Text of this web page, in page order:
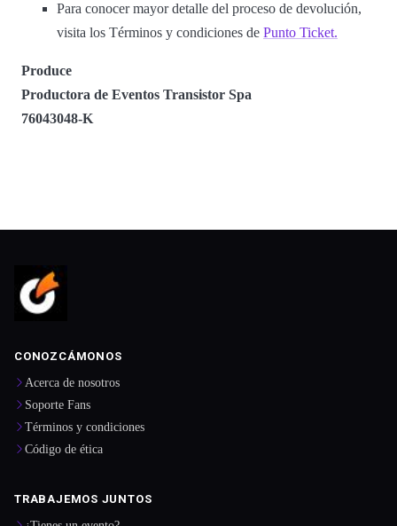
Para conocer mayor detalle del proceso de devolución,
visita los Términos y condiciones de Punto Ticket.
Produce
Productora de Eventos Transistor Spa
76043048-K
CONOZCÁMONOS
Acerca de nosotros
Soporte Fans
Términos y condiciones
Código de ética
TRABAJEMOS JUNTOS